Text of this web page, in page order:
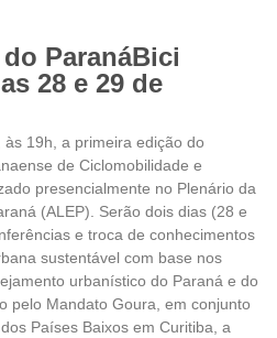
ParanáBici
28 e 29 de
19h, a primeira edição do
de Ciclomobilidade e
presencialmente no Plenário da
(ALEP). Serão dois dias (28 e
e troca de conhecimentos
sustentável com base nos
urbanístico do Paraná e do
pelo Mandato Goura, em conjunto
Países Baixos em Curitiba, a